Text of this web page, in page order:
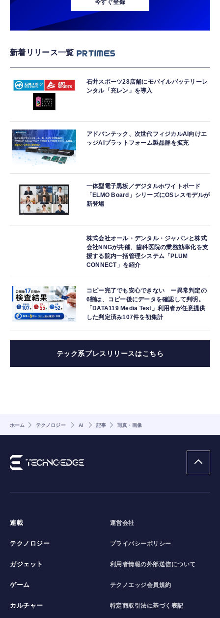
今すぐ登録
新着リリース一覧
石井スポーツ28店舗にモバイルバッテリーレ
ンタル「充レン」を導入
アドバンテック、次世代フィジカルAI向けエ
ッジAIプラットフォーム製品群を拡充
一体型電子黒板／デジタルホワイトボード
「ELMO Board」シリーズにOSレスモデルが
新登場
株式会社オール・デンタル・ジャパンと株式
会社NNGが共催、歯科医院の業務効率化を支
援する院内一括管理システム「PLUM
CONNECT」を紹介
コピー完了でも安心できない ー異常判定の
6割は、コピー後にデータを確認して判明。
「DATA119 Media Test」利用者が任意提供
した判定済み107件を初集計
テック系プレスリリースはこちら
ホーム テクノロジー AI 記事 写真・画像
連載
テクノロジー
ガジェット
ゲーム
カルチャー
運営会社
プライバシーポリシー
利用者情報の外部送信について
テクノエッジ会員規約
特定商取引法に基づく表記